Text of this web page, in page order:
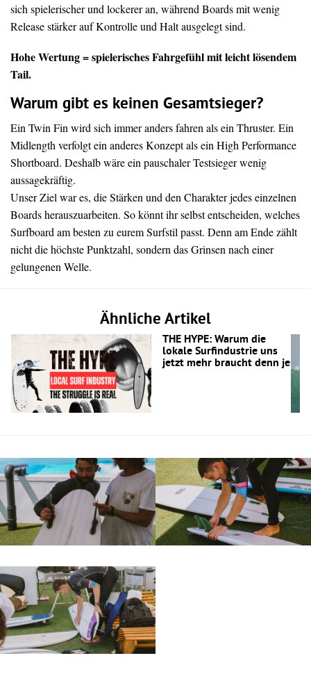
sich spielerischer und lockerer an, während Boards mit wenig
Release stärker auf Kontrolle und Halt ausgelegt sind.
Hohe Wertung = spielerisches Fahrgefühl mit leicht lösendem
Tail.
Warum gibt es keinen Gesamtsieger?
Ein Twin Fin wird sich immer anders fahren als ein Thruster. Ein
Midlength verfolgt ein anderes Konzept als ein High Performance
Shortboard. Deshalb wäre ein pauschaler Testsieger wenig
aussagekräftig.
Unser Ziel war es, die Stärken und den Charakter jedes einzelnen
Boards herauszuarbeiten. So könnt ihr selbst entscheiden, welches
Surfboard am besten zu eurem Surfstil passt. Denn am Ende zählt
nicht die höchste Punktzahl, sondern das Grinsen nach einer
gelungenen Welle.
Ähnliche Artikel
THE HYPE: Warum die
lokale Surfindustrie uns
jetzt mehr braucht denn je